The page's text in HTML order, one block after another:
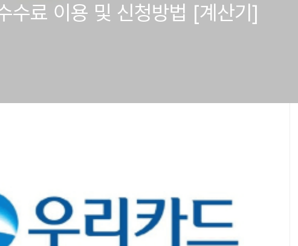
수료 이용 및 신청방법 [계산기]